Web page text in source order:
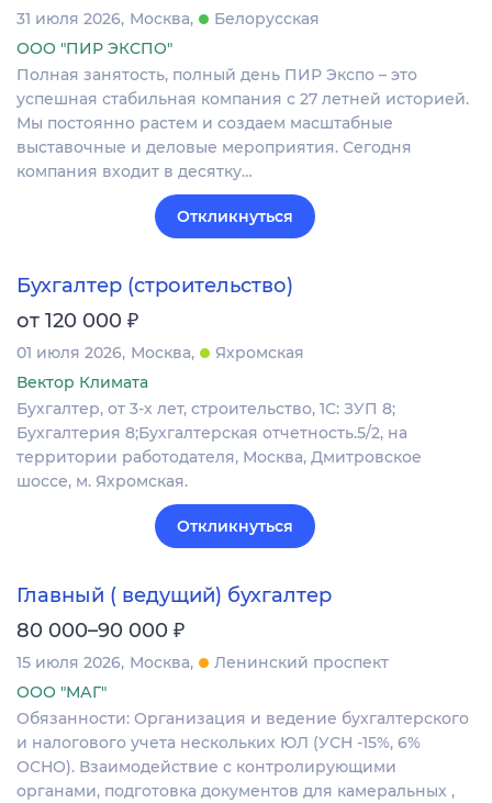
31 июля 2026 Москва
Белорусская
ООО "ПИР ЭКСПО"
Полная занятость, полный день ПИР Экспо – это
успешная стабильная компания с 27 летней историей.
Мы постоянно растем и создаем масштабные
выставочные и деловые мероприятия. Сегодня
компания входит в десятку…
Откликнуться
Бухгалтер (строительство)
от 120 000 ₽
01 июля 2026 Москва
Яхромская
Вектор Климата
Бухгалтер, от 3-х лет, строительство, 1С: ЗУП 8;
Бухгалтерия 8;Бухгалтерская отчетность.5/2, на
территории работодателя, Москва, Дмитровское
шоссе, м. Яхромская.
Откликнуться
Главный ( ведущий) бухгалтер
80 000–90 000 ₽
15 июля 2026 Москва
Ленинский проспект
ООО "МАГ"
Обязанности: Организация и ведение бухгалтерского
и налогового учета нескольких ЮЛ (УСН -15%, 6%
ОСНО). Взаимодействие с контролирующими
органами, подготовка документов для камеральных ,